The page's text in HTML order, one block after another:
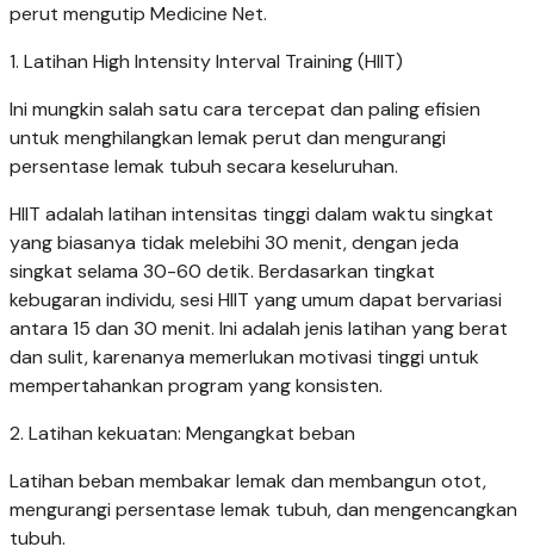
perut mengutip Medicine Net.
1. Latihan High Intensity Interval Training (HIIT)
Ini mungkin salah satu cara tercepat dan paling efisien
untuk menghilangkan lemak perut dan mengurangi
persentase lemak tubuh secara keseluruhan.
HIIT adalah latihan intensitas tinggi dalam waktu singkat
yang biasanya tidak melebihi 30 menit, dengan jeda
singkat selama 30-60 detik. Berdasarkan tingkat
kebugaran individu, sesi HIIT yang umum dapat bervariasi
antara 15 dan 30 menit. Ini adalah jenis latihan yang berat
dan sulit, karenanya memerlukan motivasi tinggi untuk
mempertahankan program yang konsisten.
2. Latihan kekuatan: Mengangkat beban
Latihan beban membakar lemak dan membangun otot,
mengurangi persentase lemak tubuh, dan mengencangkan
tubuh.